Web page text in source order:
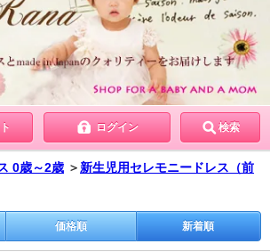
ログイン 検索
0歳～2歳 ＞新生児用セレモニードレス（前
価格順 新着順